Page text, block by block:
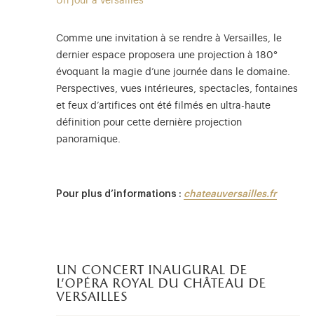
Comme une invitation à se rendre à Versailles, le
dernier espace proposera une projection à 180°
évoquant la magie d’une journée dans le domaine.
Perspectives, vues intérieures, spectacles, fontaines
et feux d’artifices ont été filmés en ultra-haute
définition pour cette dernière projection
panoramique.
Pour plus d’informations : chateauversailles.fr
un concert inaugural de
l'opéra royal du château de
versailles